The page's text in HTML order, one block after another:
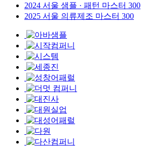
2024 서울 샘플 · 패턴 마스터 300
2025 서울 의류제조 마스터 300